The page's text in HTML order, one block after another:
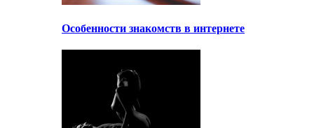
Особенности знакомств в интернете